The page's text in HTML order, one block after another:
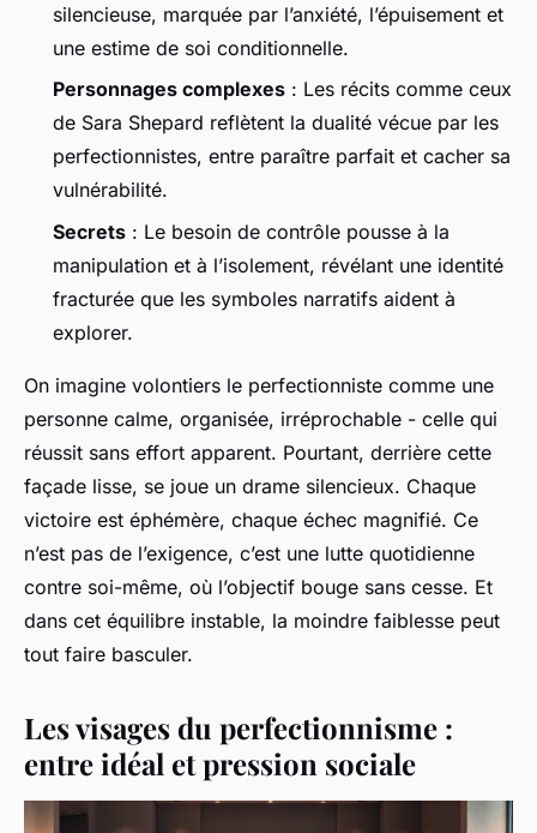
silencieuse, marquée par l’anxiété, l’épuisement et
une estime de soi conditionnelle.
Personnages complexes : Les récits comme ceux
de Sara Shepard reflètent la dualité vécue par les
perfectionnistes, entre paraître parfait et cacher sa
vulnérabilité.
Secrets : Le besoin de contrôle pousse à la
manipulation et à l’isolement, révélant une identité
fracturée que les symboles narratifs aident à
explorer.
On imagine volontiers le perfectionniste comme une
personne calme, organisée, irréprochable - celle qui
réussit sans effort apparent. Pourtant, derrière cette
façade lisse, se joue un drame silencieux. Chaque
victoire est éphémère, chaque échec magnifié. Ce
n’est pas de l’exigence, c’est une lutte quotidienne
contre soi-même, où l’objectif bouge sans cesse. Et
dans cet équilibre instable, la moindre faiblesse peut
tout faire basculer.
Les visages du perfectionnisme :
entre idéal et pression sociale